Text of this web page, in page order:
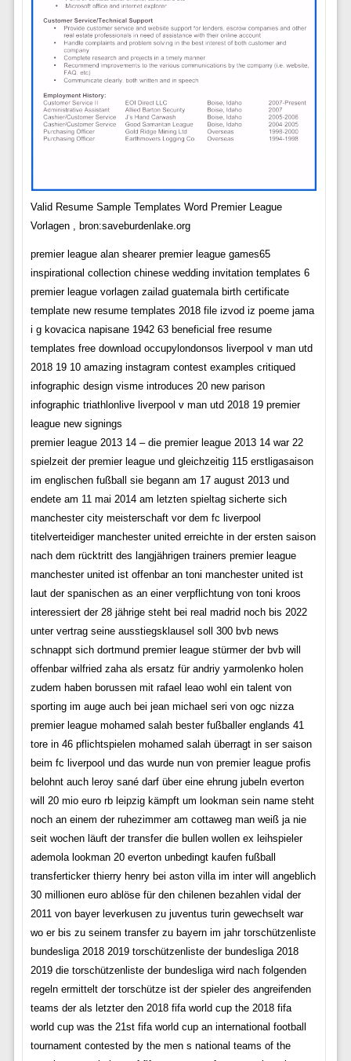
Valid Resume Sample Templates Word Premier League
Vorlagen , bron:saveburdenlake.org
premier league alan shearer premier league games65
inspirational collection chinese wedding invitation templates 6
premier league vorlagen zailad guatemala birth certificate
template new resume templates 2018 file izvod iz poeme jama
i g kovacica napisane 1942 63 beneficial free resume
templates free download occupylondonsos liverpool v man utd
2018 19 10 amazing instagram contest examples critiqued
infographic design visme introduces 20 new parison
infographic triathlonlive liverpool v man utd 2018 19 premier
league new signings
premier league 2013 14 – die premier league 2013 14 war 22
spielzeit der premier league und gleichzeitig 115 erstligasaison
im englischen fußball sie begann am 17 august 2013 und
endete am 11 mai 2014 am letzten spieltag sicherte sich
manchester city meisterschaft vor dem fc liverpool
titelverteidiger manchester united erreichte in der ersten saison
nach dem rücktritt des langjährigen trainers premier league
manchester united ist offenbar an toni manchester united ist
laut der spanischen as an einer verpflichtung von toni kroos
interessiert der 28 jährige steht bei real madrid noch bis 2022
unter vertrag seine ausstiegsklausel soll 300 bvb news
schnappt sich dortmund premier league stürmer der bvb will
offenbar wilfried zaha als ersatz für andriy yarmolenko holen
zudem haben borussen mit rafael leao wohl ein talent von
sporting im auge auch bei jean michael seri von ogc nizza
premier league mohamed salah bester fußballer englands 41
tore in 46 pflichtspielen mohamed salah überragt in ser saison
beim fc liverpool und das wurde nun von premier league profis
belohnt auch leroy sané darf über eine ehrung jubeln everton
will 20 mio euro rb leipzig kämpft um lookman sein name steht
noch an einem der ruhezimmer am cottaweg man weiß ja nie
seit wochen läuft der transfer die bullen wollen ex leihspieler
ademola lookman 20 everton unbedingt kaufen fußball
transferticker thierry henry bei aston villa im inter will angeblich
30 millionen euro ablöse für den chilenen bezahlen vidal der
2011 von bayer leverkusen zu juventus turin gewechselt war
wo er bis zu seinem transfer zu bayern im jahr torschützenliste
bundesliga 2018 2019 torschützenliste der bundesliga 2018
2019 die torschützenliste der bundesliga wird nach folgenden
regeln ermittelt der torschütze ist der spieler des angreifenden
teams der als letzter den 2018 fifa world cup the 2018 fifa
world cup was the 21st fifa world cup an international football
tournament contested by the men s national teams of the